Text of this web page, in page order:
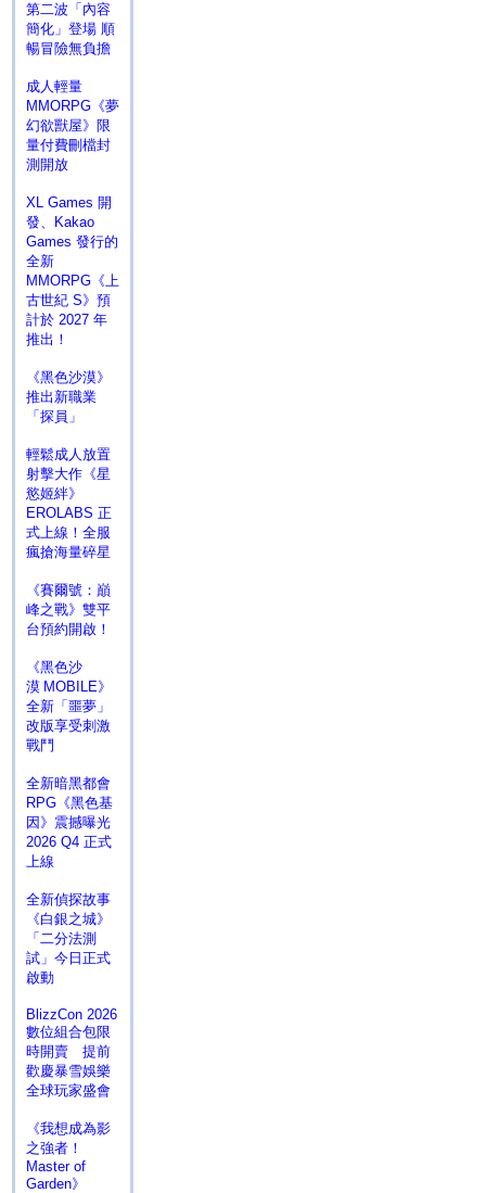
第二波「內容
簡化」登場 順
暢冒險無負擔
成人輕量
MMORPG《夢
幻欲獸屋》限
量付費刪檔封
測開放
XL Games 開
發、Kakao
Games 發行的
全新
MMORPG《上
古世紀 S》預
計於 2027 年
推出！
《黑色沙漠》
推出新職業
「探員」
輕鬆成人放置
射擊大作《星
慾姬絆》
EROLABS 正
式上線！全服
瘋搶海量碎星
《賽爾號：巔
峰之戰》雙平
台預約開啟！
《黑色沙
漠 MOBILE》
全新「噩夢」
改版享受刺激
戰鬥
全新暗黑都會
RPG《黑色基
因》震撼曝光
2026 Q4 正式
上線
全新偵探故事
《白銀之城》
「二分法測
試」今日正式
啟動
BlizzCon 2026
數位組合包限
時開賣 提前
歡慶暴雪娛樂
全球玩家盛會
《我想成為影
之強者！
Master of
Garden》